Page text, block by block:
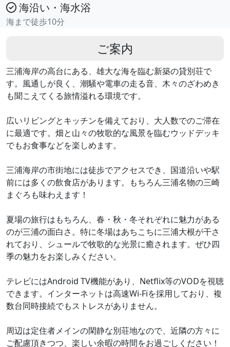
海沿い・海水浴
海まで徒歩10分
ご案内
三浦海岸の高台にある、雄大な海を臨む新築の貸別荘で
す。風通しが良く、潮騒や電車の走る音、木々のざわめき
も聞こえてくる旅情溢れる環境です。
広いリビングとキッチンを備えており、大人数でのご滞在
に最適です。畑と山々の牧歌的な風景を臨むウッドデッキ
でもお食事などを楽しめます。
三浦海岸の市街地には徒歩でアクセスでき、国道沿いや駅
前には多くの飲食店があります。もちろん三浦名物の三崎
まぐろも味わえます！
夏場の旅行はもちろん、春・秋・冬それぞれに魅力がある
のが三浦の面白さ。特に冬場はあちこちに三浦大根が干さ
れており、シュールで牧歌的な光景に癒されます。ぜひ四
季の魅力をお楽しみください。
テレビにはAndroid TV機能があり、Netflix等のVODを視聴
できます。インターネットは高速Wi-Fiを採用しており、複
数台同時接続でもストレスがありません。
周辺は定住者メインの閑静な別荘地なので、近隣の方々に
ご配慮頂きつつ、楽しい余暇の時間をお過ごしください！